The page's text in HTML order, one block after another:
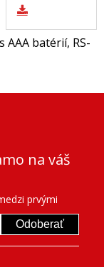
AAA batérií, RS-
na váš
prvými
Odoberať